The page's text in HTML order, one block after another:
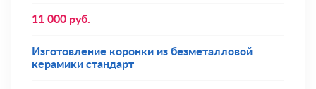
11 000 руб.
Изготовление коронки из безметалловой
керамики стандарт